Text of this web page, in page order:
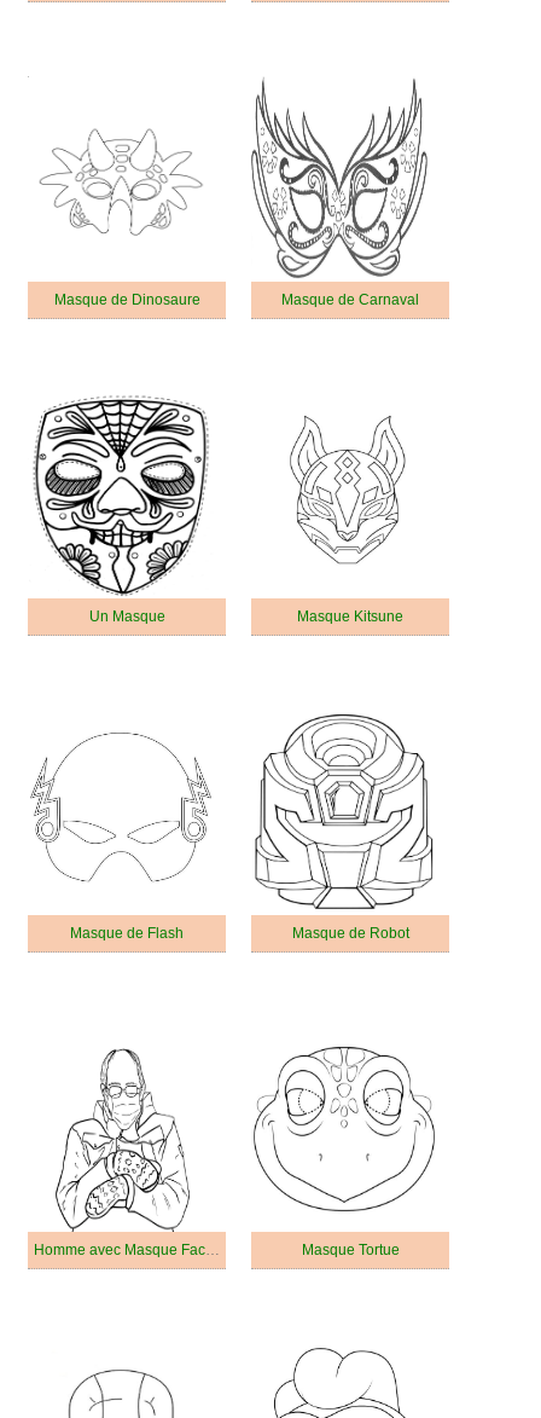
Masque de Dinosaure Masque de Carnaval
Un Masque Masque Kitsune
Masque de Flash Masque de Robot
Homme avec Masque Facial Masque Tortue